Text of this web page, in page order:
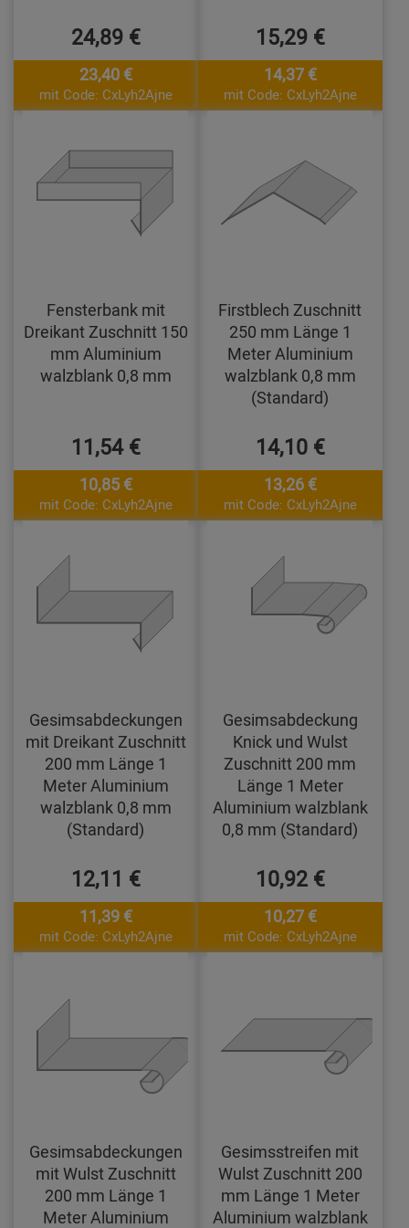
24,89 €
23,40 €
mit Code: CxLyh2Ajne
15,29 €
14,37 €
mit Code: CxLyh2Ajne
Fensterbank mit
Dreikant Zuschnitt 150
mm Aluminium
walzblank 0,8 mm
11,54 €
10,85 €
mit Code: CxLyh2Ajne
Firstblech Zuschnitt
250 mm Länge 1
Meter Aluminium
walzblank 0,8 mm
(Standard)
14,10 €
13,26 €
mit Code: CxLyh2Ajne
Gesimsabdeckungen
mit Dreikant Zuschnitt
200 mm Länge 1
Meter Aluminium
walzblank 0,8 mm
(Standard)
12,11 €
11,39 €
mit Code: CxLyh2Ajne
Gesimsabdeckung
Knick und Wulst
Zuschnitt 200 mm
Länge 1 Meter
Aluminium walzblank
0,8 mm (Standard)
10,92 €
10,27 €
mit Code: CxLyh2Ajne
Gesimsabdeckungen
mit Wulst Zuschnitt
200 mm Länge 1
Meter Aluminium
Gesimsstreifen mit
Wulst Zuschnitt 200
mm Länge 1 Meter
Aluminium walzblank